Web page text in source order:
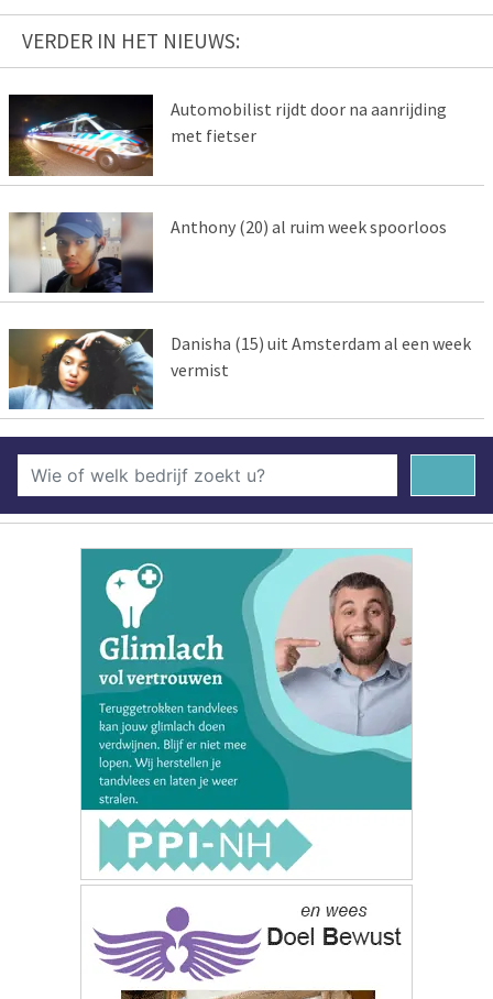
VERDER IN HET NIEUWS:
Automobilist rijdt door na aanrijding
met fietser
Anthony (20) al ruim week spoorloos
Danisha (15) uit Amsterdam al een week
vermist